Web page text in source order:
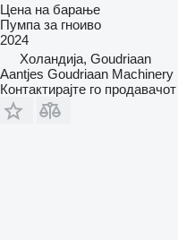
Цена на барање
Пумпа за гноиво
2024
Холандија, Goudriaan
Aantjes Goudriaan Machinery
Контактирајте го продавачот